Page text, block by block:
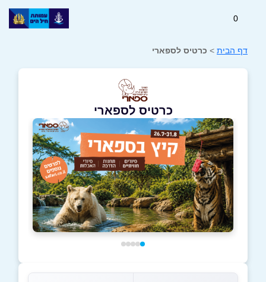
0
דף הבית > כרטיס לספארי
כרטיס לספארי